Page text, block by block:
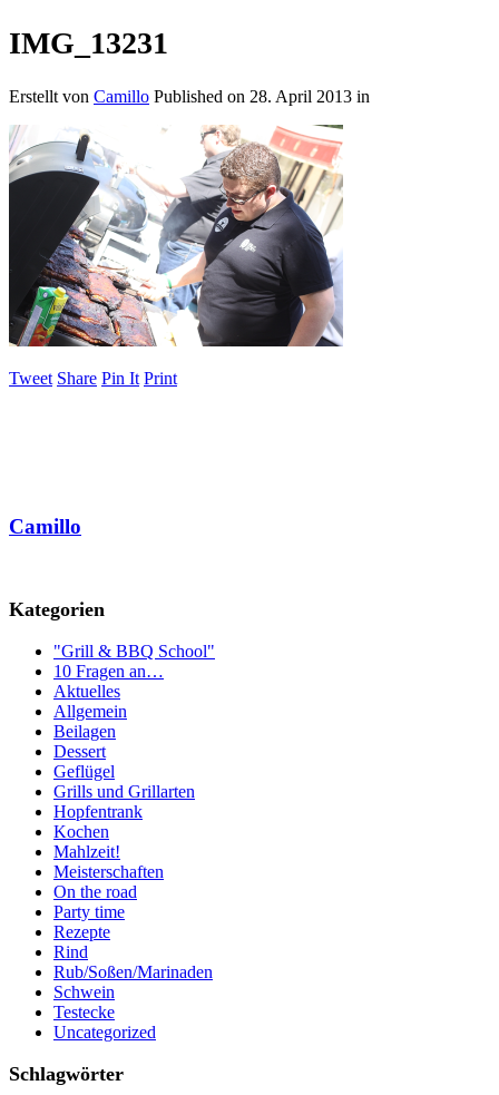
IMG_13231
Erstellt von Camillo Published on 28. April 2013 in
Tweet Share Pin It Print
Camillo
Kategorien
"Grill & BBQ School"
10 Fragen an…
Aktuelles
Allgemein
Beilagen
Dessert
Geflügel
Grills und Grillarten
Hopfentrank
Kochen
Mahlzeit!
Meisterschaften
On the road
Party time
Rezepte
Rind
Rub/Soßen/Marinaden
Schwein
Testecke
Uncategorized
Schlagwörter